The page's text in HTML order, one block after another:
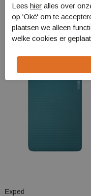
Gerelateerde
Exped
Lees hier alles over
op 'Oké' om te
plaatsen we alleen
welke cookies er